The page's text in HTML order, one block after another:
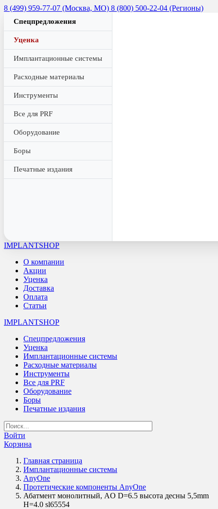
8 (499) 959-77-07 (Москва, МО) 8 (800) 500-22-04 (Регионы)
Спецпредложения
Уценка
Имплантационные системы
Расходные материалы
Инструменты
Все для PRF
Оборудование
Боры
Печатные издания
IMPLANTSHOP
О компании
Акции
Уценка
Доставка
Оплата
Статьи
IMPLANTSHOP
Спецпредложения
Уценка
Имплантационные системы
Расходные материалы
Инструменты
Все для PRF
Оборудование
Боры
Печатные издания
Войти
Корзина
Главная страница
Имплантационные системы
AnyOne
Протетические компоненты AnyOne
Абатмент монолитный, AO D=6.5 высота десны 5,5mm
H=4.0 sl65554